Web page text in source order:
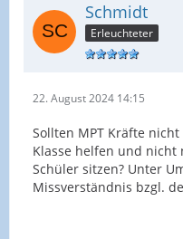
Schmidt
Erleuchteter
22. August 2024 14:15
Sollten MPT Kräfte
Klasse helfen und
Schüler sitzen? Unter
Missverständnis bzgl.